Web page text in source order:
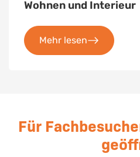
Wohnen und Interieur
Mehr lesen
Für